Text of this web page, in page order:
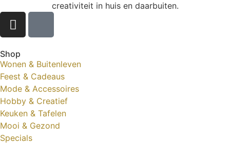
creativiteit in huis en daarbuiten.
Shop
Wonen & Buitenleven
Feest & Cadeaus
Mode & Accessoires
Hobby & Creatief
Keuken & Tafelen
Mooi & Gezond
Specials